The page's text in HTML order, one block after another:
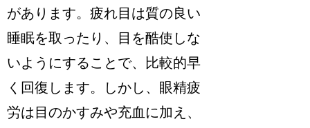
があります。疲れ目は質の良い
睡眠を取ったり、目を酷使しな
いようにすることで、比較的早
く回復します。しかし、眼精疲
労は目のかすみや充血に加え、